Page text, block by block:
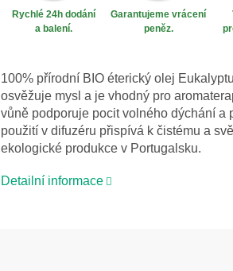
Rychlé 24h dodání
a balení.
Garantujeme vrácení
peněz.
100% přírodní BIO éterický olej
osvěžuje mysl a je vhodný pro
vůně podporuje pocit volného dýchání a
použití v difuzéru přispívá k čistému a
ekologické produkce v Portugalsku.
Detailní informace